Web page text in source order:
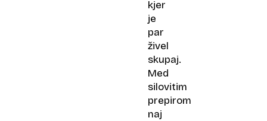
kjer
je
par
živel
skupaj.
Med
silovitim
prepirom
naj